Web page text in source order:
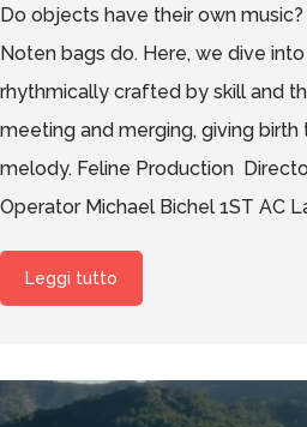
Do objects have their own
Noten bags do. Here, we dive
rhythmically crafted by skill and
meeting and merging, giving
melody. Feline Production
Operator Michael Bichel 1ST AC
Leggi tutto